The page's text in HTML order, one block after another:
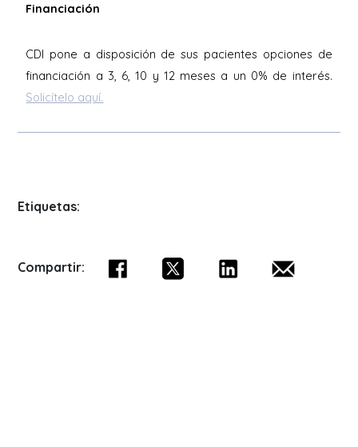
Financiación
CDI pone a disposición de sus pacientes opciones de
financiación a 3, 6, 10 y 12 meses a un 0% de interés.
Solicítelo aquí.
Etiquetas:
Compartir: